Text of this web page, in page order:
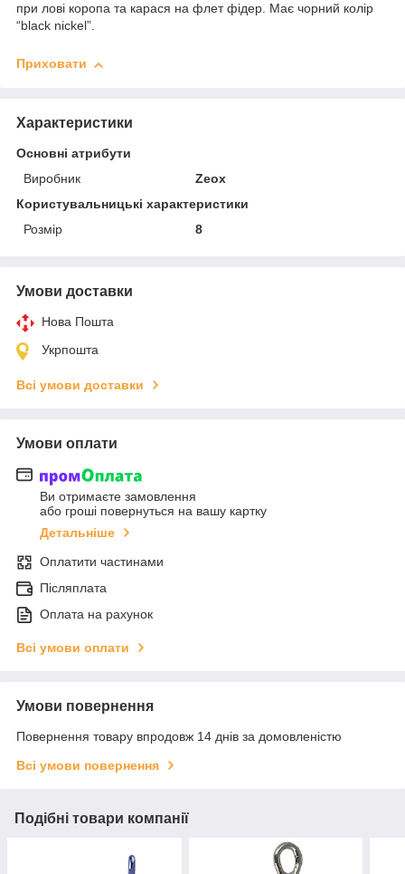
при лові коропа та карася на флет фідер. Має чорний колір
“black nickel”.
Приховати
Характеристики
Основні атрибути
Виробник
Zeox
Користувальницькі характеристики
Розмір
8
Умови доставки
Нова Пошта
Укрпошта
Всі умови доставки
Умови оплати
Ви отримаєте замовлення
або гроші повернуться на вашу картку
Детальніше
Оплатити частинами
Післяплата
Оплата на рахунок
Всі умови оплати
Умови повернення
Повернення товару впродовж 14 днів за домовленістю
Всі умови повернення
Подібні товари компанії